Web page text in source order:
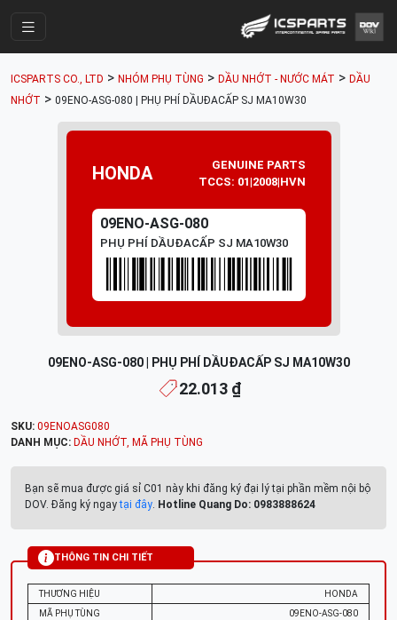
Cửa Hàng
Parts Catalogue
Mã Phụ Tùng
Tài khoản
ICSPARTS CO., LTD > NHÓM PHỤ TÙNG > DẦU NHỚT - NƯỚC MÁT > DẦU
NHỚT > 09ENO-ASG-080 | PHỤ PHÍ DẦUÐACẤP SJ MA10W30
HONDA
GENUINE PARTS
TCCS: 01|2008|HVN
09ENO-ASG-080
PHỤ PHÍ DẦUÐACẤP SJ MA10W30
09ENO-ASG-080 | PHỤ PHÍ DẦUÐACẤP SJ MA10W30
22.013 ₫
SKU: 09ENOASG080
DANH MỤC: DẦU NHỚT, MÃ PHỤ TÙNG
Bạn sẽ mua được giá sỉ C01 này khi đăng ký đại lý tại phần mềm nội bộ
DOV. Đăng ký ngaytại đây. Hotline Quang Do: 0983888624
THÔNG TIN CHI TIẾT
THƯƠNG HIỆU
HONDA
MÃ PHỤ TÙNG
09ENO-ASG-080